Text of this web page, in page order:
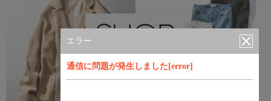
エラー
通信に問題が発生しました[error]